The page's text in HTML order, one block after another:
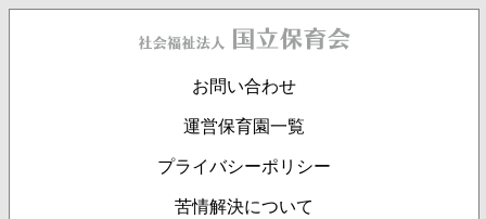
お問い合わせ
運営保育園一覧
プライバシーポリシー
苦情解決について